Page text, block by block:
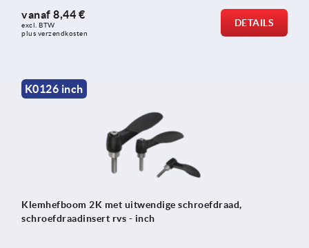
vanaf 8,44 €
excl. BTW
plus verzendkosten
DETAILS
K0126 inch
Klemhefboom 2K met uitwendige schroefdraad,
schroefdraadinsert rvs - inch